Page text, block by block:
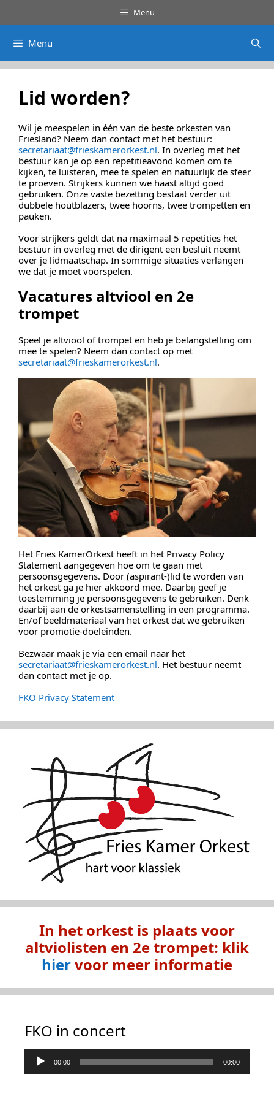
de
inhoud
Menu
Menu
Lid worden?
Wil je meespelen in één van de beste orkesten van
Friesland? Neem dan contact met het bestuur:
secretariaat@frieskamerorkest.nl. In overleg met het
bestuur kan je op een repetitieavond komen om te
kijken, te luisteren, mee te spelen en natuurlijk de sfeer
te proeven. Strijkers kunnen we haast altijd goed
gebruiken. Onze vaste bezetting bestaat verder uit
dubbele houtblazers, twee hoorns, twee trompetten en
pauken.
Voor strijkers geldt dat na maximaal 5 repetities het
bestuur in overleg met de dirigent een besluit neemt
over je lidmaatschap. In sommige situaties verlangen
we dat je moet voorspelen.
Vacatures altviool en 2e
trompet
Speel je altviool of trompet en heb je belangstelling om
mee te spelen? Neem dan contact op met
secretariaat@frieskamerorkest.nl.
Het Fries KamerOrkest heeft in het Privacy Policy
Statement aangegeven hoe om te gaan met
persoonsgegevens. Door (aspirant-)lid te worden van
het orkest ga je hier akkoord mee. Daarbij geef je
toestemming je persoonsgegevens te gebruiken. Denk
daarbij aan de orkestsamenstelling in een programma.
En/of beeldmateriaal van het orkest dat we gebruiken
voor promotie-doeleinden.
Bezwaar maak je via een email naar het
secretariaat@frieskamerorkest.nl. Het bestuur neemt
dan contact met je op.
FKO Privacy Statement
In het orkest is plaats voor
altviolisten en 2e trompet: klik
hiervoor meer informatie
FKO in concert
Audiospeler
00:00 00:00